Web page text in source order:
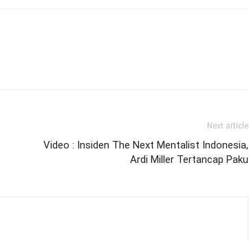
Next article
Video : Insiden The Next Mentalist Indonesia,
Ardi Miller Tertancap Paku